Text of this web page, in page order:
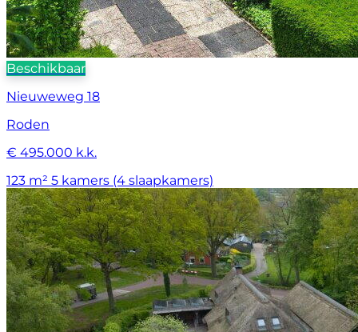
Beschikbaar
Nieuweweg 18
Roden
€ 495.000 k.k.
123 m² 5 kamers (4 slaapkamers)